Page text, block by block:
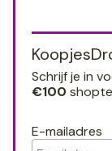
Schrijf je in
€100
E-mailadres